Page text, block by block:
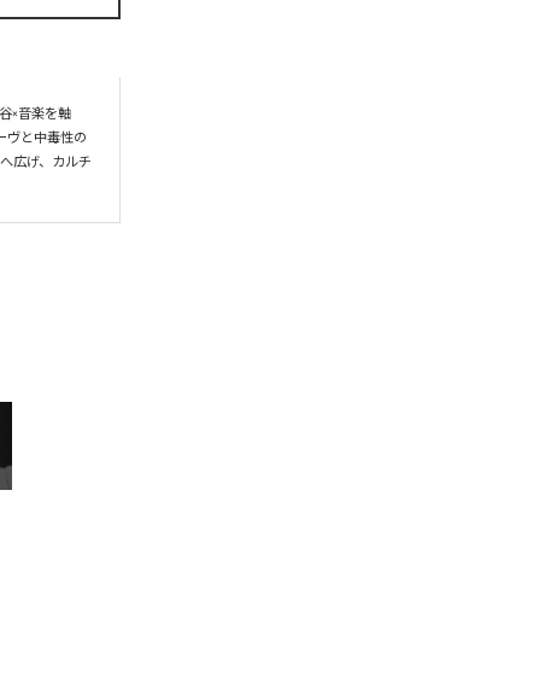
×音楽を軸
ヴと中毒性の
広げ、カルチ